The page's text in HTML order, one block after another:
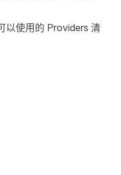
以使用的 Providers 清